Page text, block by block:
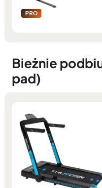
Bieżnie
pad)